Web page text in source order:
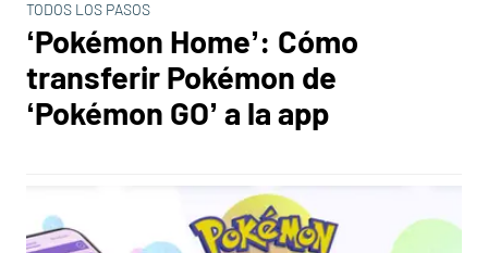
TODOS LOS PASOS
‘Pokémon Home’: Cómo
transferir Pokémon de
‘Pokémon GO’ a la app